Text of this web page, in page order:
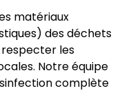
matériaux
des déchets
les
Notre équipe
complète